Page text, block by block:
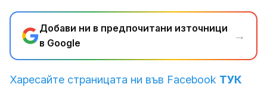
Добави ни в предпочитани източници
в Google
→
Харесайте страницата ни във Facebook ТУК